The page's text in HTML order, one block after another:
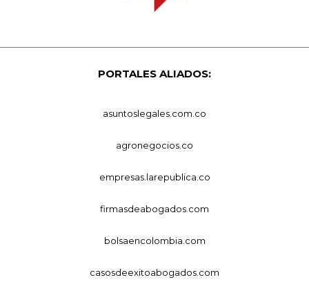
PORTALES ALIADOS:
asuntoslegales.com.co
agronegocios.co
empresas.larepublica.co
firmasdeabogados.com
bolsaencolombia.com
casosdeexitoabogados.com